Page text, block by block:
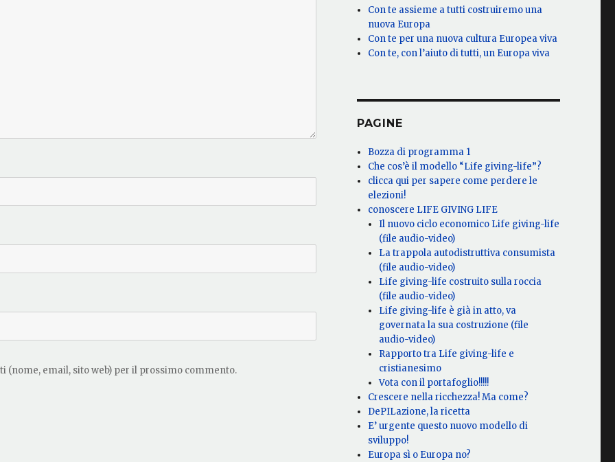
(nome, email, sito web) per il prossimo commento.
Con te assieme a tutti costruiremo una
nuova Europa
Con te per una nuova cultura Europea viva
Con te, con l’aiuto di tutti, un Europa viva
PAGINE
Bozza di programma 1
Che cos’è il modello “Life giving-life”?
clicca qui per sapere come perdere le
elezioni!
conoscere LIFE GIVING LIFE
Il nuovo ciclo economico Life giving-life
(file audio-video)
La trappola autodistruttiva consumista
(file audio-video)
Life giving-life costruito sulla roccia
(file audio-video)
Life giving-life è già in atto, va
governata la sua costruzione (file
audio-video)
Rapporto tra Life giving-life e
cristianesimo
Vota con il portafoglio!!!!!
Crescere nella ricchezza! Ma come?
DePILazione, la ricetta
E’ urgente questo nuovo modello di
sviluppo!
Europa sì o Europa no?